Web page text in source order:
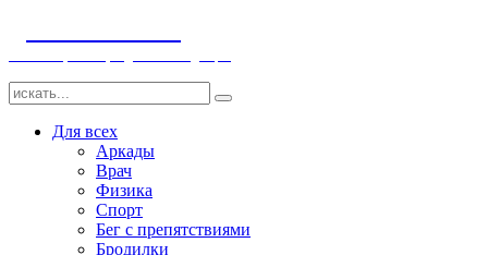
Для всех
Аркады
Врач
Физика
Спорт
Бег с препятствиями
Бродилки